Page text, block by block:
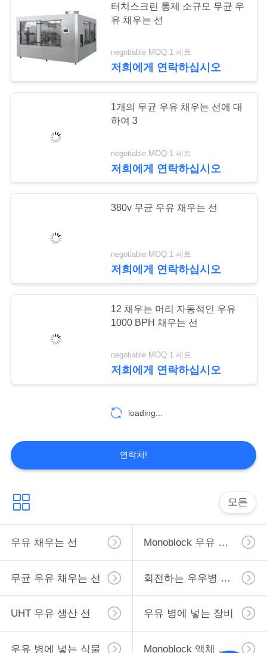
어
품
질
희
락
오
옴
표
를
요
구
하
십
시
회전하는 우우병 채
우는 선
UHT 우유 생산 선
우유 병에 넣는 장비
우유 병에 넣는 식물
monoblock 액체 충
전물 기계
8
터치스크린 통제 소규모 무균 우
유 채우는 선
negotiable MOQ:1 세트
저희에게 연락하십시오
1개의 무균 우유 채우는 선에 대
하여 3
negotiable MOQ:1 세트
저희에게 연락하십시오
380v 무균 우유 채우는 선
negotiable MOQ:1 세트
저희에게 연락하십시오
12 채우는 머리 자동적인 우유
1000 BPH 채우는 선
negotiable MOQ:1 세트
저희에게 연락하십시오
loading...
연락처!
모든
우유 채우는 선 Monoblock 우유 채우는 선
무균 우유 채우는 선 회전하는 우우병 채우는 선
UHT 우유 생산 선 우유 병에 넣는 장비
우유 병에 넣는 식물 Monoblock 액체 충전물 기계